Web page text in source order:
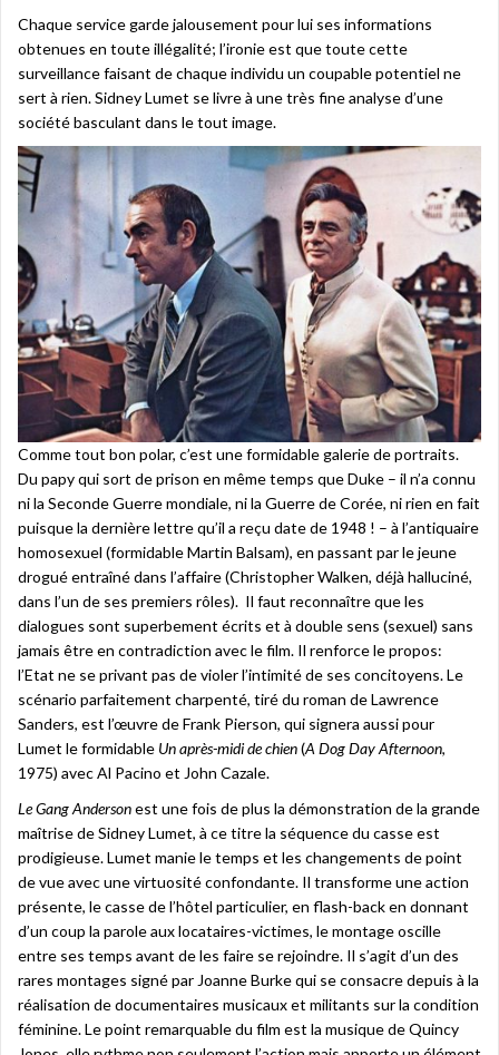
Chaque service garde jalousement pour lui ses informations
obtenues en toute illégalité; l’ironie est que toute cette
surveillance faisant de chaque individu un coupable potentiel ne
sert à rien. Sidney Lumet se livre à une très fine analyse d’une
société basculant dans le tout image.
Comme tout bon polar, c’est une formidable galerie de portraits.
Du papy qui sort de prison en même temps que Duke – il n’a connu
ni la Seconde Guerre mondiale, ni la Guerre de Corée, ni rien en fait
puisque la dernière lettre qu’il a reçu date de 1948 ! – à l’antiquaire
homosexuel (formidable Martin Balsam), en passant par le jeune
drogué entraîné dans l’affaire (Christopher Walken, déjà halluciné,
dans l’un de ses premiers rôles). Il faut reconnaître que les
dialogues sont superbement écrits et à double sens (sexuel) sans
jamais être en contradiction avec le film. Il renforce le propos:
l’Etat ne se privant pas de violer l’intimité de ses concitoyens. Le
scénario parfaitement charpenté, tiré du roman de Lawrence
Sanders, est l’œuvre de Frank Pierson, qui signera aussi pour
Lumet le formidable Un après-midi de chien(A Dog Day Afternoon,
1975) avec Al Pacino et John Cazale.
Le Gang Andersonest une fois de plus la démonstration de la grande
maîtrise de Sidney Lumet, à ce titre la séquence du casse est
prodigieuse. Lumet manie le temps et les changements de point
de vue avec une virtuosité confondante. Il transforme une action
présente, le casse de l’hôtel particulier, en flash-back en donnant
d’un coup la parole aux locataires-victimes, le montage oscille
entre ses temps avant de les faire se rejoindre. Il s’agit d’un des
rares montages signé par Joanne Burke qui se consacre depuis à la
réalisation de documentaires musicaux et militants sur la condition
féminine. Le point remarquable du film est la musique de Quincy